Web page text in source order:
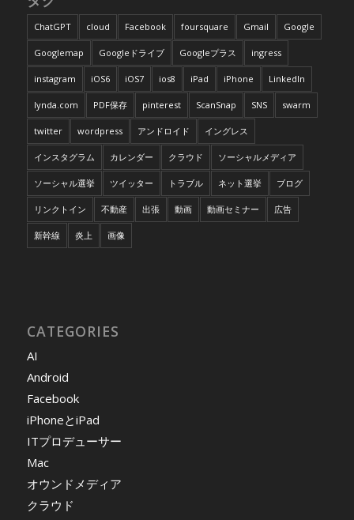
ChatGPT cloud Facebook foursquare Gmail Google
Googlemap Googleドライブ Googleプラス ingress
instagram iOS6 iOS7 ios8 iPad iPhone LinkedIn
lynda.com PDF保存 pinterest ScanSnap SNS swarm
twitter wordpress アンドロイド イングレス
インスタグラム カレンダー クラウド ソーシャルメディア
ソーシャル選挙 ツイッター トラブル ネット選挙 ブログ
リンクトイン 不動産 出張 動画 動画セミナー 広告
新幹線 炎上 画像
CATEGORIES
AI
Android
Facebook
iPhoneとiPad
ITプロデューサー
Mac
オウンドメディア
クラウド